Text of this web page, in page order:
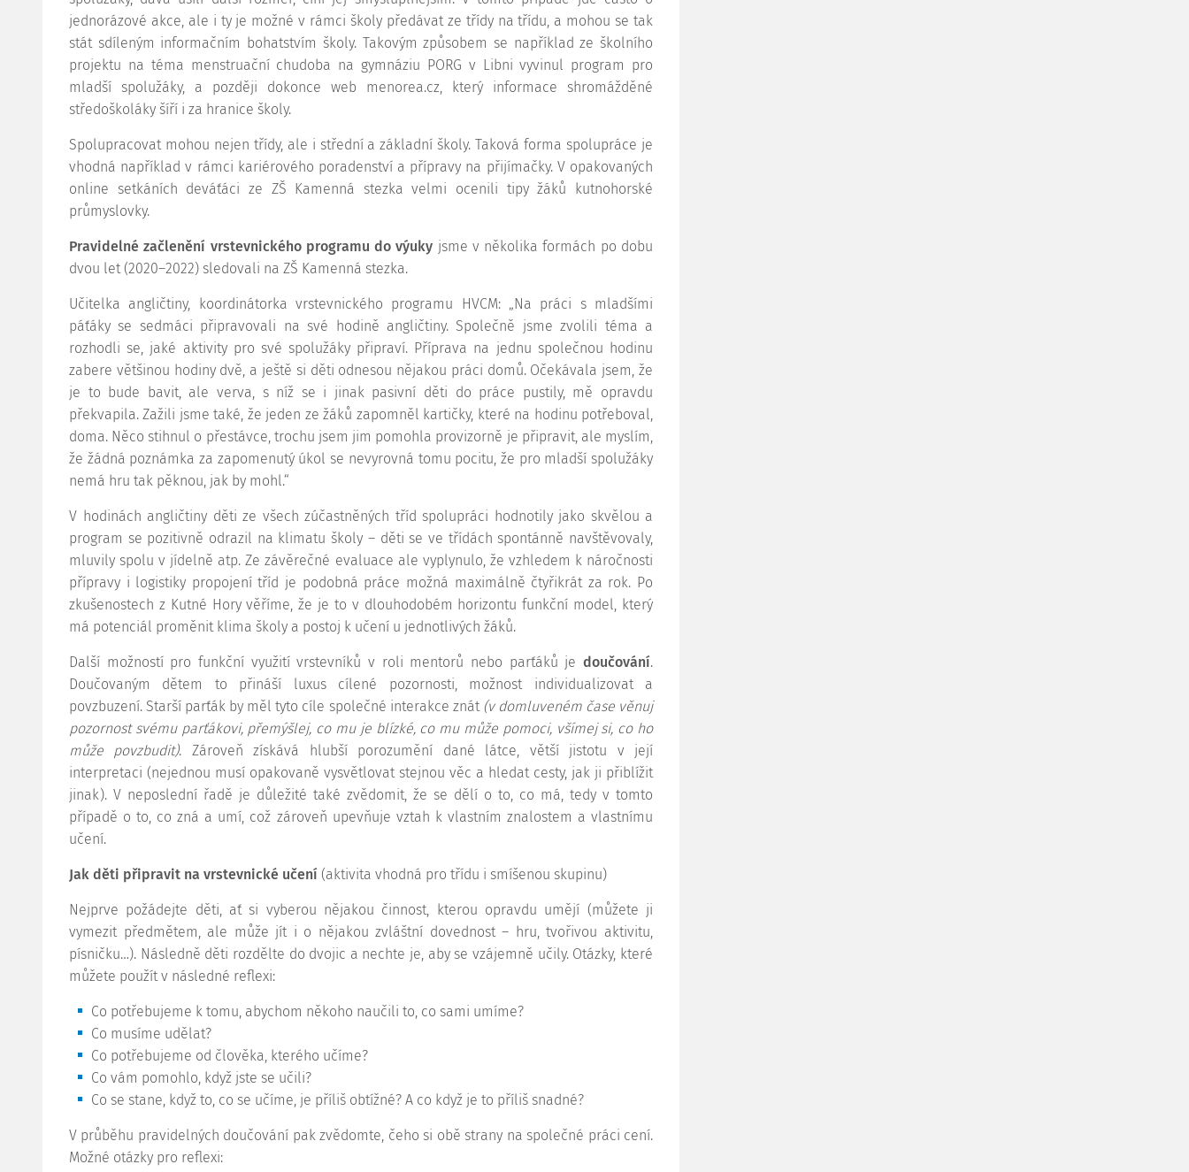
jednorázové akce, ale i ty je možné v rámci školy předávat ze třídy na třídu, a mohou se tak
stát sdíleným informačním bohatstvím školy. Takovým způsobem se například ze školního
projektu na téma menstruační chudoba na gymnáziu PORG v Libni vyvinul program pro
mladší spolužáky, a později dokonce web menorea.cz, který informace shromážděné
středoškoláky šíří i za hranice školy.
Spolupracovat mohou nejen třídy, ale i střední a základní školy. Taková forma spolupráce je
vhodná například v rámci kariérového poradenství a přípravy na přijímačky. V opakovaných
online setkáních deváťáci ze ZŠ Kamenná stezka velmi ocenili tipy žáků kutnohorské
průmyslovky.
Pravidelné začlenění vrstevnického programu do výuky jsme v několika formách po dobu
dvou let (2020–2022) sledovali na ZŠ Kamenná stezka.
Učitelka angličtiny, koordinátorka vrstevnického programu HVCM: „Na práci s mladšími
páťáky se sedmáci připravovali na své hodině angličtiny. Společně jsme zvolili téma a
rozhodli se, jaké aktivity pro své spolužáky připraví. Příprava na jednu společnou hodinu
zabere většinou hodiny dvě, a ještě si děti odnesou nějakou práci domů. Očekávala jsem, že
je to bude bavit, ale verva, s níž se i jinak pasivní děti do práce pustily, mě opravdu
překvapila. Zažili jsme také, že jeden ze žáků zapomněl kartičky, které na hodinu potřeboval,
doma. Něco stihnul o přestávce, trochu jsem jim pomohla provizorně je připravit, ale myslím,
že žádná poznámka za zapomenutý úkol se nevyrovná tomu pocitu, že pro mladší spolužáky
nemá hru tak pěknou, jak by mohl.“
V hodinách angličtiny děti ze všech zúčastněných tříd spolupráci hodnotily jako skvělou a
program se pozitivně odrazil na klimatu školy – děti se ve třídách spontánně navštěvovaly,
mluvily spolu v jídelně atp. Ze závěrečné evaluace ale vyplynulo, že vzhledem k náročnosti
přípravy i logistiky propojení tříd je podobná práce možná maximálně čtyřikrát za rok. Po
zkušenostech z Kutné Hory věříme, že je to v dlouhodobém horizontu funkční model, který
má potenciál proměnit klima školy a postoj k učení u jednotlivých žáků.
Další možností pro funkční využití vrstevníků v roli mentorů nebo parťáků je doučování.
Doučovaným dětem to přináší luxus cílené pozornosti, možnost individualizovat a
povzbuzení. Starší parťák by měl tyto cíle společné interakce znát (v domluveném čase věnuj
pozornost svému parťákovi, přemýšlej, co mu je blízké, co mu může pomoci, všímej si, co ho
může povzbudit). Zároveň získává hlubší porozumění dané látce, větší jistotu v její
interpretaci (nejednou musí opakovaně vysvětlovat stejnou věc a hledat cesty, jak ji přiblížit
jinak). V neposlední řadě je důležité také zvědomit, že se dělí o to, co má, tedy v tomto
případě o to, co zná a umí, což zároveň upevňuje vztah k vlastním znalostem a vlastnímu
učení.
Jak děti připravit na vrstevnické učení (aktivita vhodná pro třídu i smíšenou skupinu)
Nejprve požádejte děti, ať si vyberou nějakou činnost, kterou opravdu umějí (můžete ji
vymezit předmětem, ale může jít i o nějakou zvláštní dovednost – hru, tvořivou aktivitu,
písničku…). Následně děti rozdělte do dvojic a nechte je, aby se vzájemně učily. Otázky, které
můžete použít v následné reflexi:
Co potřebujeme k tomu, abychom někoho naučili to, co sami umíme?
Co musíme udělat?
Co potřebujeme od člověka, kterého učíme?
Co vám pomohlo, když jste se učili?
Co se stane, když to, co se učíme, je příliš obtížné? A co když je to příliš snadné?
V průběhu pravidelných doučování pak zvědomte, čeho si obě strany na společné práci cení.
Možné otázky pro reflexi: